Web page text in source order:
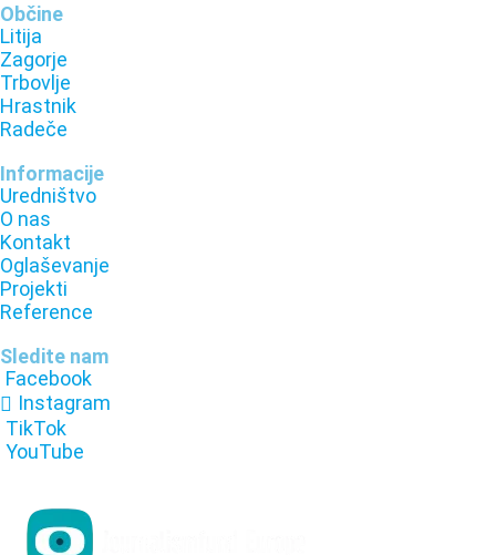
Občine
Litija
Zagorje
Trbovlje
Hrastnik
Radeče
Informacije
Uredništvo
O nas
Kontakt
Oglaševanje
Projekti
Reference
Sledite nam
Facebook
Instagram
TikTok
YouTube